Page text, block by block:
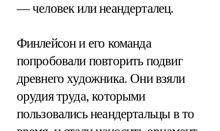
— человек или неандерталец.
Финлейсон и его команда
попробовали повторить подвиг
древнего художника. Они взяли
орудия труда, которыми
пользовались неандертальцы в то